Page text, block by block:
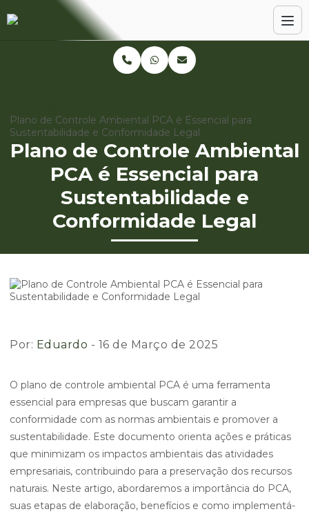
Plano de Controle Ambiental PCA é Essencial para
Sustentabilidade e Conformidade Legal
Plano de Controle Ambiental
PCA é Essencial para
Sustentabilidade e
Conformidade Legal
Por: Eduardo - 16 de Março de 2025
O plano de controle ambiental PCA é uma ferramenta
essencial para empresas que buscam garantir a
conformidade com as normas ambientais e promover a
sustentabilidade. Este documento orienta ações e práticas
que minimizam os impactos ambientais das atividades
empresariais, contribuindo para a preservação dos recursos
naturais. Neste artigo, abordaremos a importância do PCA,
suas etapas de elaboração, benefícios e como implementá-